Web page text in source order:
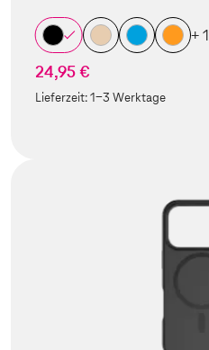
+ 1
24,95 €
Lieferzeit:1-3 Werktage